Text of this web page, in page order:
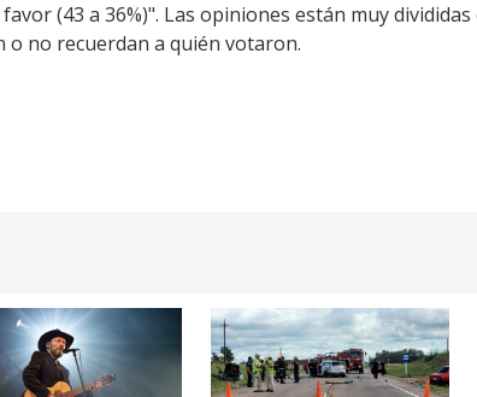
(43 a 36%)". Las opiniones están muy
o no recuerdan a quién votaron.